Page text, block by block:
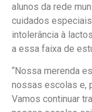
alunos da rede
cuidados
intolerância à
a essa faixa de
“Nossa merenda
nossas escolas e,
Vamos continuar